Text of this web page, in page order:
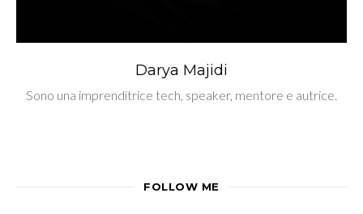
Darya Majidi
Sono una imprenditrice tech, speaker, mentore e autrice.
FOLLOW ME